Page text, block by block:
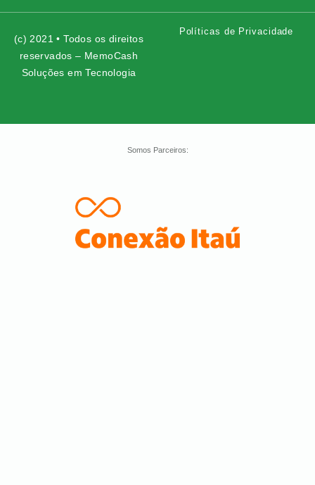
(c) 2021 • Todos os direitos
reservados – MemoCash
Soluções em Tecnologia
Políticas de Privacidade
Somos Parceiros: